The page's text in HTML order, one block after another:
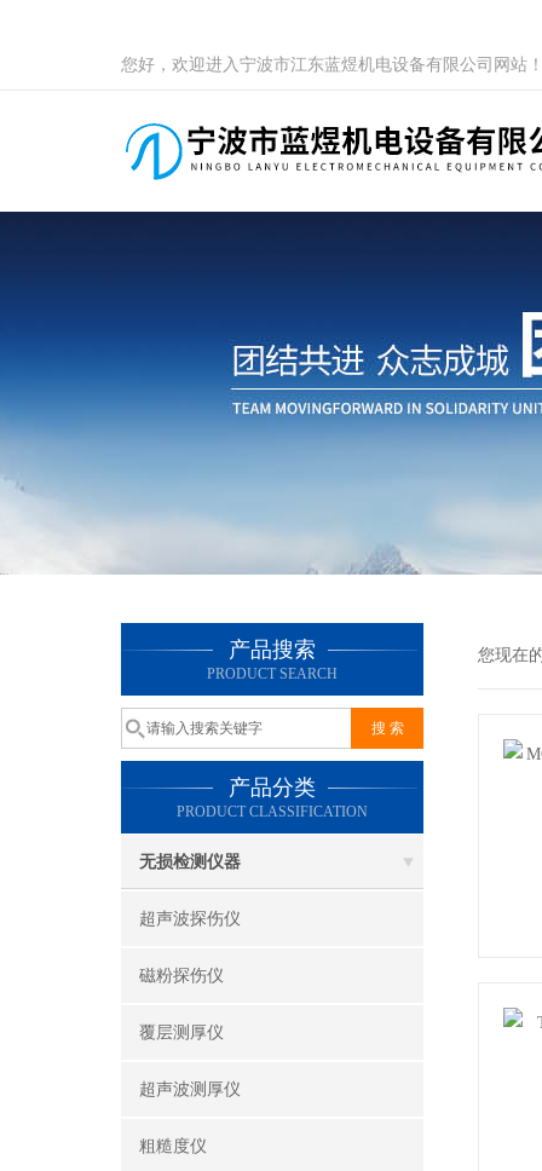
您好，欢迎进入宁波市江东蓝煜机电设备有限公司网站
产品搜索
PRODUCT SEARCH
产品分类
PRODUCT CLASSIFICATION
无损检测仪器
超声波探伤仪
磁粉探伤仪
覆层测厚仪
超声波测厚仪
粗糙度仪
您现在